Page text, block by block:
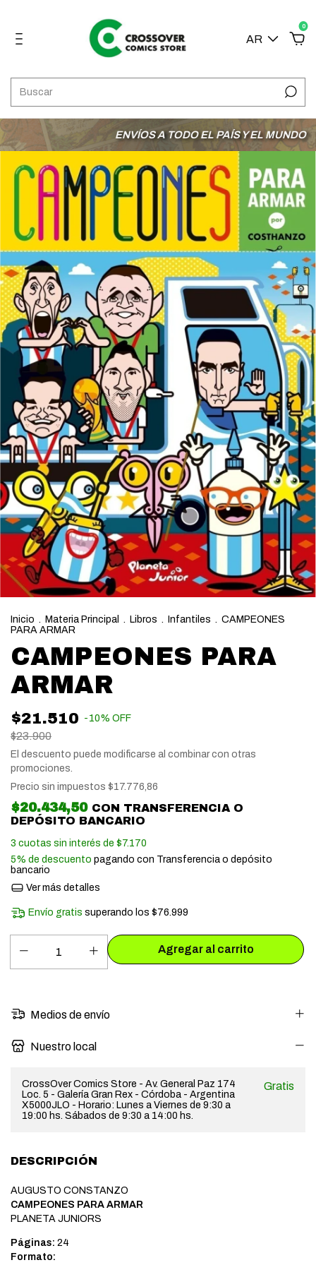
AR
0
ENVÍOS A TODO EL PAÍS Y EL MUNDO 3
Inicio . Materia Principal . Libros . Infantiles . CAMPEONES
PARA ARMAR
CAMPEONES PARA
ARMAR
$21.510 - 10% OFF
$23.900
El descuento puede modificarse al combinar con otras
promociones.
Precio sin impuestos $17.776,86
$20.434,50 CON TRANSFERENCIA O
DEPÓSITO BANCARIO
3 cuotas sin interés de $7.170
5% de descuento pagando con Transferencia o depósito
bancario
Ver más detalles
Envío gratis superando los$76.999
Medios de envío
Nuestro local
CrossOver Comics Store - Av. General Paz 174
Loc. 5 - Galería Gran Rex - Córdoba - Argentina
X5000JLO - Horario: Lunes a Viernes de 9:30 a
19:00 hs. Sábados de 9:30 a 14:00 hs.
Gratis
DESCRIPCIÓN
AUGUSTO CONSTANZO
CAMPEONES PARA ARMAR
PLANETA JUNIORS
Páginas: 24
Formato: